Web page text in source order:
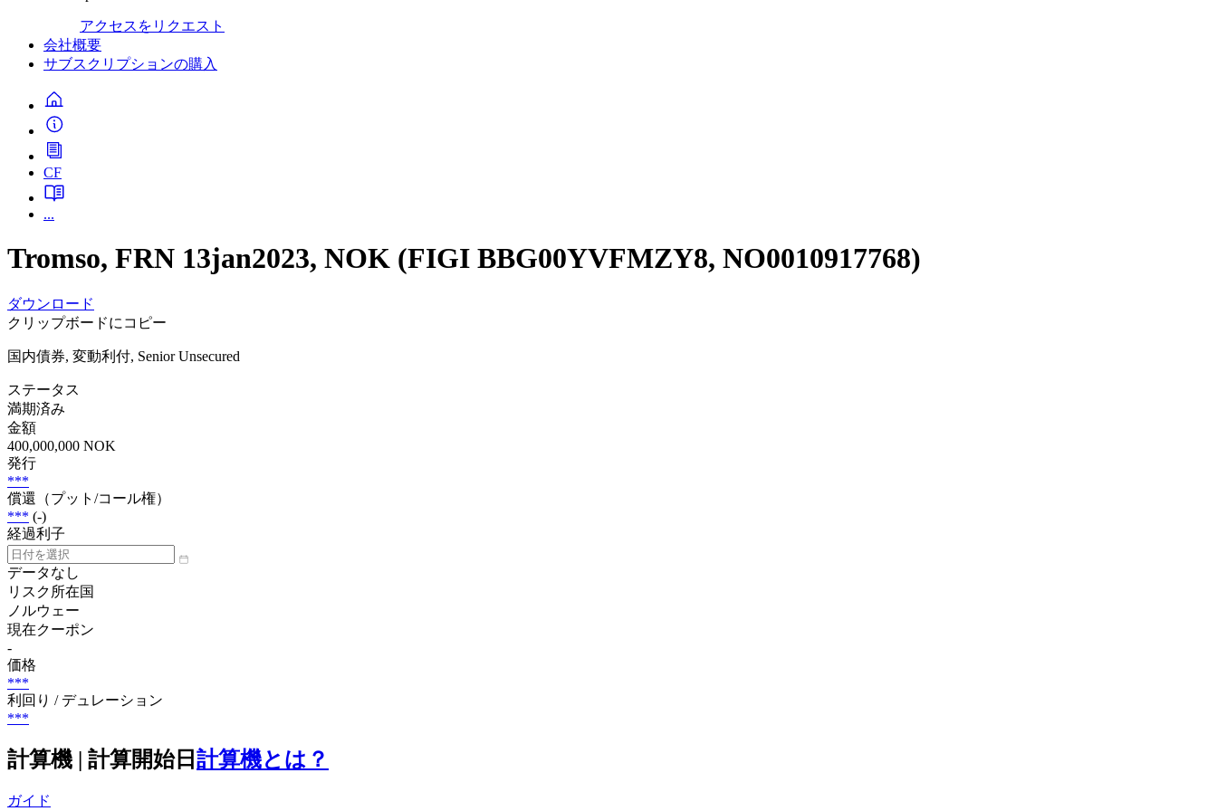
アクセスをリクエスト
会社概要
サブスクリプションの購入
CF
...
Tromso, FRN 13jan2023, NOK (FIGI BBG00YVFMZY8, NO0010917768)
ダウンロード
クリップボードにコピー
国内債券, 変動利付, Senior Unsecured
ステータス
満期済み
金額
400,000,000 NOK
発行
***
償還（プット/コール権）
*** (-)
経過利子
データなし
リスク所在国
ノルウェー
現在クーポン
-
価格
***
利回り / デュレーション
***
計算機 | 計算開始日 計算機とは？
ガイド